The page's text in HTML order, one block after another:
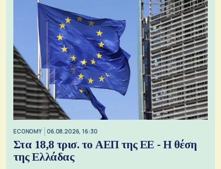
ECONOMY 06.08.2026, 16:30
Στα 18,8 τρισ. το ΑΕΠ της ΕΕ - Η θέση
της Ελλάδας